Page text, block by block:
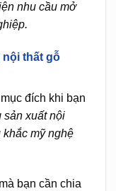
nhu cầu mở
nội thất gỗ
đích khi bạn
sản xuất nội
mỹ nghệ
bạn cần chia